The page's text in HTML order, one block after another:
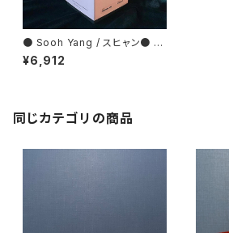
● Sooh Yang / スヒャン● SI
NGLE CANDLE 今大注目のキ
ャンドル！
¥6,912
同じカテゴリの商品